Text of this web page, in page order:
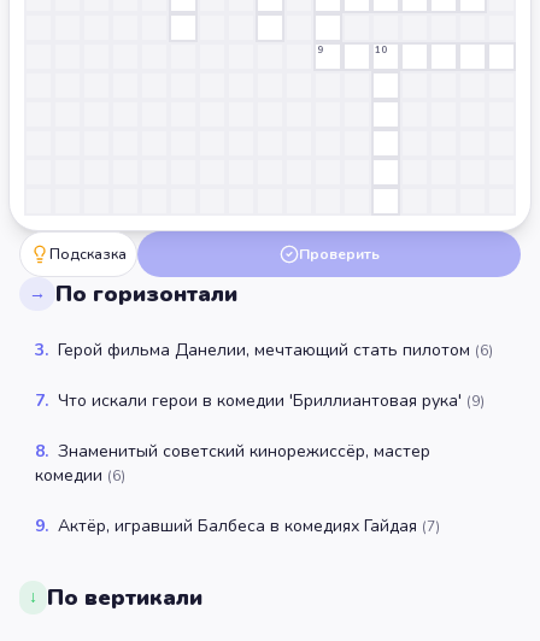
9 10
Подсказка Проверить
→ По горизонтали
3. Герой фильма Данелии, мечтающий стать пилотом (6)
7. Что искали герои в комедии 'Бриллиантовая рука' (9)
8. Знаменитый советский кинорежиссёр, мастер
комедии (6)
9. Актёр, игравший Балбеса в комедиях Гайдая (7)
↓ По вертикали